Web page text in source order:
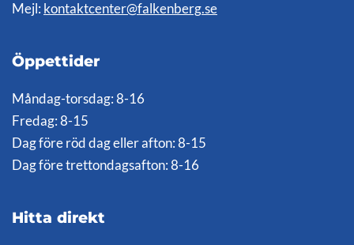
Mejl: kontaktcenter@falkenberg.se
Öppettider
Måndag-torsdag: 8-16
Fredag: 8-15
Dag före röd dag eller afton: 8-15
Dag före trettondagsafton: 8-16
Hitta direkt